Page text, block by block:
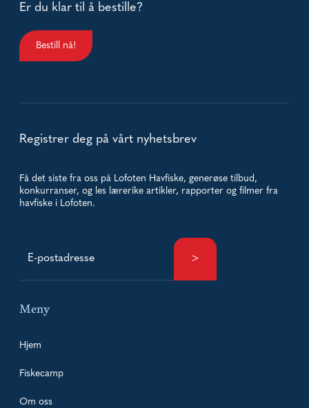
Er du klar til å bestille?
Bestill nå!
Registrer deg på vårt nyhetsbrev
Få det siste fra oss på Lofoten Havfiske, generøse tilbud,
konkurranser, og les lærerike artikler, rapporter og filmer fra
havfiske i Lofoten.
Meny
Hjem
Fiskecamp
Om oss